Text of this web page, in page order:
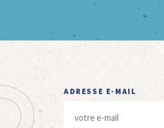
ADRESSE E-MAIL